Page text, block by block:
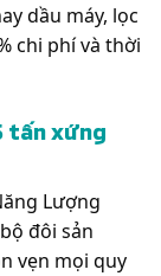
dầu máy, lọc
chi phí và thời
tấn xứng
Lượng
đôi sản
vẹn mọi quy